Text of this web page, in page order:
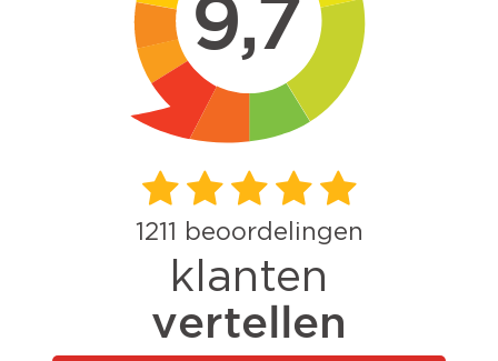
9,7
1211 beoordelingen
klanten
vertellen